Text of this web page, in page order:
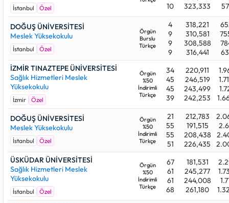
İstanbul Özel
10
323,333
DOĞUŞ ÜNİVERSİTESİ
Meslek Yüksekokulu
İstanbul Özel
Örgün
Burslu
Türkçe
4
9
9
9
318,221
310,581
308,588
316,441
İZMİR TINAZTEPE ÜNİVERSİTESİ
Sağlık Hizmetleri Meslek
Yüksekokulu
İzmir Özel
Örgün
%50
İndirimli
Türkçe
34
45
45
39
220,911
246,519
243,499
242,253
DOĞUŞ ÜNİVERSİTESİ
Meslek Yüksekokulu
İstanbul Özel
Örgün
%50
İndirimli
Türkçe
21
55
55
51
212,783
191,515
208,438
226,435
ÜSKÜDAR ÜNİVERSİTESİ
Sağlık Hizmetleri Meslek
Yüksekokulu
İstanbul Özel
Örgün
%50
İndirimli
Türkçe
67
61
61
68
181,531
245,277
244,008
261,180